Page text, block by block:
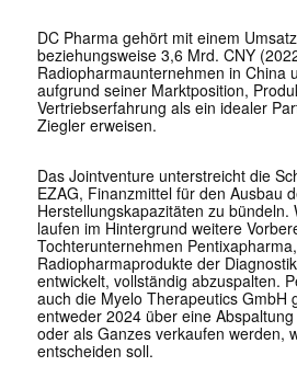
DC Pharma gehört mit einem
beziehungsweise 3,6 Mrd. CNY
Radiopharmaunternehmen in China
aufgrund seiner Marktposition,
Vertriebserfahrung als ein idealer
Ziegler erweisen.
Das Jointventure unterstreicht die
EZAG, Finanzmittel für den Ausbau
Herstellungskapazitäten zu bündeln.
laufen im Hintergrund weitere
Tochterunternehmen
Radiopharmaprodukte der
entwickelt, vollständig abzuspalten.
auch die Myelo Therapeutics GmbH
entweder 2024 über eine
oder als Ganzes verkaufen werden,
entscheiden soll.